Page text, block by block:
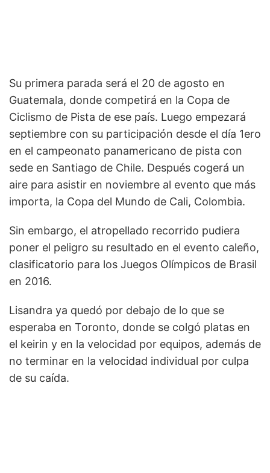
Su primera parada será el 20 de agosto en
Guatemala, donde competirá en la Copa de
Ciclismo de Pista de ese país. Luego empezará
septiembre con su participación desde el día 1ero
en el campeonato panamericano de pista con
sede en Santiago de Chile. Después cogerá un
aire para asistir en noviembre al evento que más
importa, la Copa del Mundo de Cali, Colombia.
Sin embargo, el atropellado recorrido pudiera
poner el peligro su resultado en el evento caleño,
clasificatorio para los Juegos Olímpicos de Brasil
en 2016.
Lisandra ya quedó por debajo de lo que se
esperaba en Toronto, donde se colgó platas en
el keirin y en la velocidad por equipos, además de
no terminar en la velocidad individual por culpa
de su caída.